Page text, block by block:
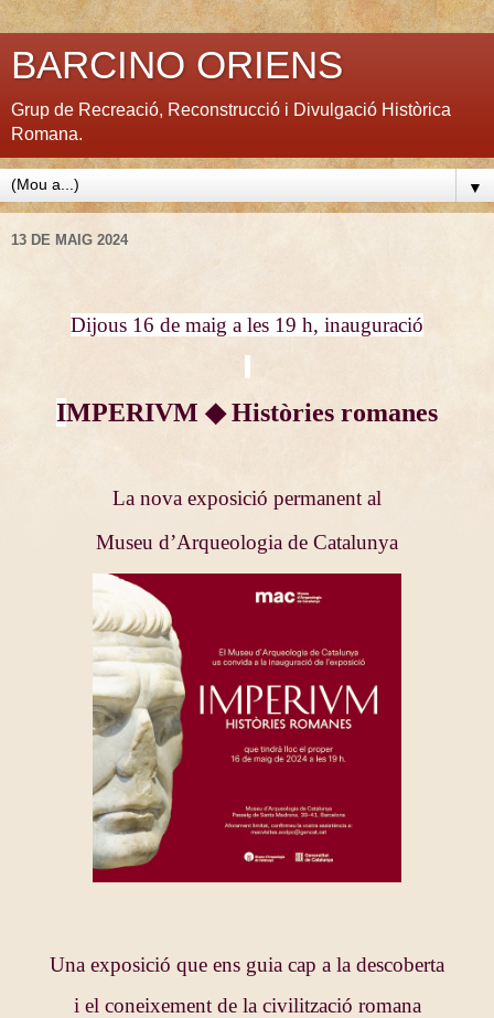
BARCINO ORIENS
Grup de Recreació, Reconstrucció i Divulgació Històrica
Romana.
▼
13 DE MAIG 2024
Dijous 16 de maig a les 19 h, inauguració
IMPERIVM ◆ Històries romanes
La nova exposició permanent al
Museu d’Arqueologia de Catalunya
Una exposició que ens guia cap a la descoberta
i el coneixement de la civilització romana